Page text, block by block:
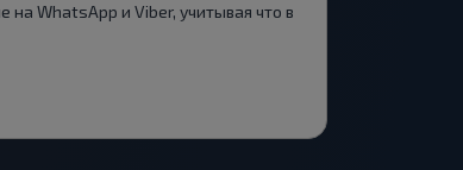
WhatsApp и Viber, учитывая что в